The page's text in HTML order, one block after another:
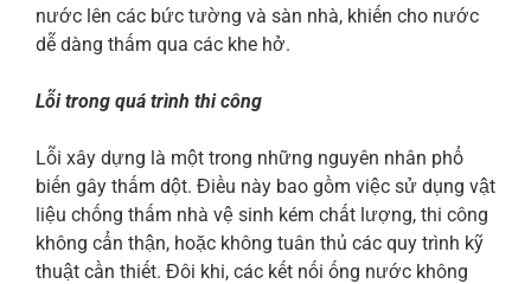
nước lên các bức tường và sàn nhà, khiến cho nước
dễ dàng thấm qua các khe hở.
Lỗi trong quá trình thi công
Lỗi xây dựng là một trong những nguyên nhân phổ
biến gây thấm dột. Điều này bao gồm việc sử dụng vật
liệu chống thấm nhà vệ sinh kém chất lượng, thi công
không cẩn thận, hoặc không tuân thủ các quy trình kỹ
thuật cần thiết. Đôi khi, các kết nối ống nước không